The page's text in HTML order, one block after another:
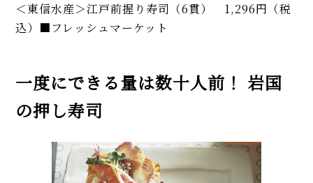
＜東信水産＞江戸前握り寿司（6貫） 1,296円（税
込）■フレッシュマーケット
一度にできる量は数十人前！ 岩国
の押し寿司